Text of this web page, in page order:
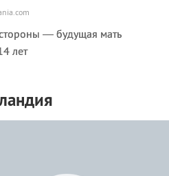
— будущая мать
лет